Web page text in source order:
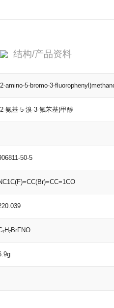
结构/产品资料
amino-5-bromo-3-
氨基-5-溴-3-氟苯基)甲醇
50-5